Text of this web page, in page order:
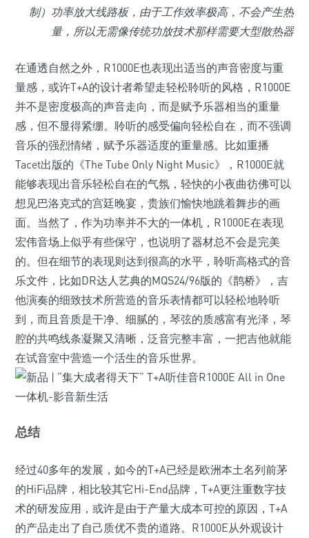
制）功率放大线路板，由于工作效率极高，不会产生热
量，所以无需像传统功放技术那样需要大型散热器
在通透自然之外，R1000E也表现出适当的声音密度与重
量感，或许T+A的设计者希望走轻松聆听的风格，R1000E
并不是密度极高的声音走向，而是赋予乐器相当的重量
感，但不显得紧绷。聆听的感受偏向轻松自在，而不强调
音乐的强烈情绪，赋予乐器适度的重量感。比如重播
Tacet出版的《The Tube Only Night Music》，R1000E就
能够表现出音乐轻松自在的气氛，轻快的小夜曲彷佛可以
想见巴洛克式的宫廷晚宴，贵族们愉快地跳着舞步的画
面。当然了，作为功率并不大的一体机，R1000E在表现
宏伟音场上似乎有些保守，也说明了器材总不会是完美
的。但在细节的表现则达到很高的水平，聆听高格式的音
乐文件，比如DR达人艺典的MQS24/96版的《鹊桥》，吉
他演奏的细致技术所营造的音乐表情都可以轻松地聆听
到，而且音质是干净、细腻的，琴弦的质感富有光泽，琴
腔的共鸣线条凝聚又清晰，泛音完整丰富，一把吉他就能
在试音室中营造一个活生的音乐世界。
总结
经过40多年的发展，如今的T+A已经是欧洲本土名列前茅
的HiFi品牌，相比较其它Hi-End品牌，T+A更注重数字技
术的研发应用，或许是由于产量大成本可控的原因，T+A
的产品走出了自己质优不贵的道路。R1000E从外观设计